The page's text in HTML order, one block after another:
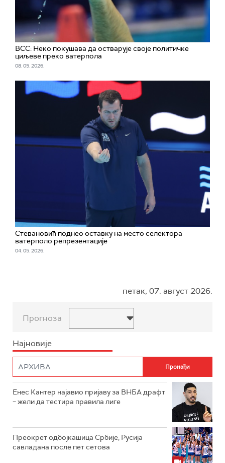
ВСС: Неко покушава да остварује своје политичке
циљеве преко ватерпола
08. 05. 2026.
Стевановић поднео оставку на место селектора
ватерполо репрезентације
04. 05. 2026.
петак, 07. август 2026.
Прогноза
Најновије
Енес Кантер најавио пријаву за ВНБА драфт
– жели да тестира правила лиге
Преокрет одбојкашица Србије, Русија
савладана после пет сетова